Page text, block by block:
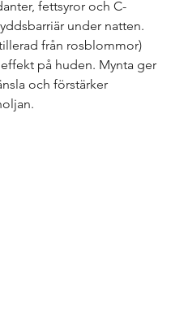
fettsyror och C-
under natten.
från rosblommor)
på huden. Mynta ger
och förstärker